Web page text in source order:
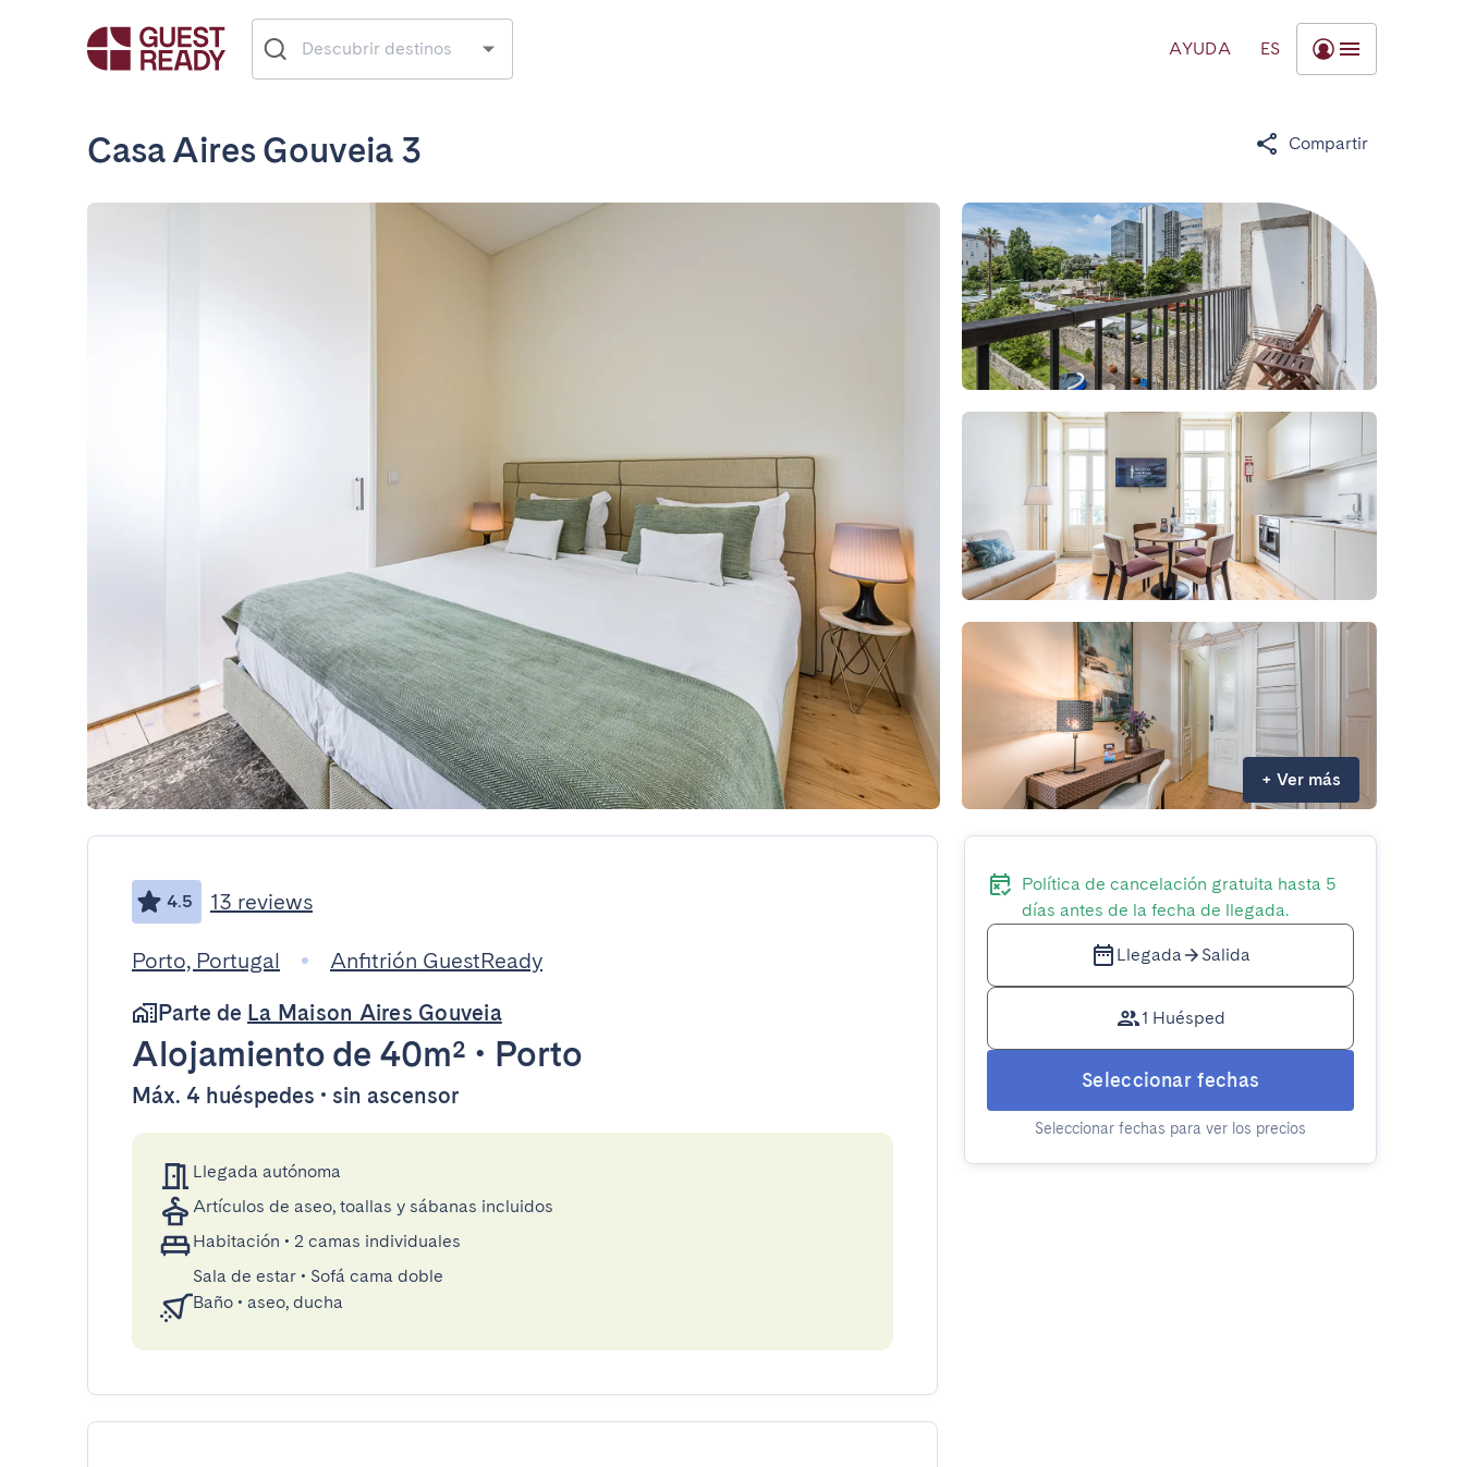
AYUDA ES
Casa Aires Gouveia 3 Compartir
+ Ver más
4.5 13 reviews
Porto, Portugal
Anfitrión GuestReady
Parte de La Maison Aires Gouveia
Alojamiento de 40m² • Porto
Máx. 4 huéspedes • sin ascensor
Llegada autónoma
Artículos de aseo, toallas y sábanas incluidos
Habitación • 2 camas individuales
Sala de estar • Sofá cama doble
Baño • aseo, ducha
Política de cancelación gratuita hasta 5
días antes de la fecha de llegada.
Llegada Salida
1 Huésped
Seleccionar fechas
Seleccionar fechas para ver los precios